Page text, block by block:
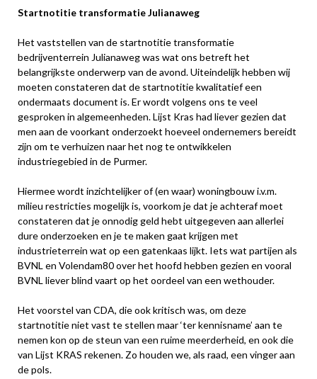
Startnotitie transformatie Julianaweg
Het vaststellen van de startnotitie transformatie
bedrijventerrein Julianaweg was wat ons betreft het
belangrijkste onderwerp van de avond. Uiteindelijk hebben wij
moeten constateren dat de startnotitie kwalitatief een
ondermaats document is. Er wordt volgens ons te veel
gesproken in algemeenheden. Lijst Kras had liever gezien dat
men aan de voorkant onderzoekt hoeveel ondernemers bereidt
zijn om te verhuizen naar het nog te ontwikkelen
industriegebied in de Purmer.
Hiermee wordt inzichtelijker of (en waar) woningbouw i.v.m.
milieu restricties mogelijk is, voorkom je dat je achteraf moet
constateren dat je onnodig geld hebt uitgegeven aan allerlei
dure onderzoeken en je te maken gaat krijgen met
industrieterrein wat op een gatenkaas lijkt. Iets wat partijen als
BVNL en Volendam80 over het hoofd hebben gezien en vooral
BVNL liever blind vaart op het oordeel van een wethouder.
Het voorstel van CDA, die ook kritisch was, om deze
startnotitie niet vast te stellen maar ‘ter kennisname’ aan te
nemen kon op de steun van een ruime meerderheid, en ook die
van Lijst KRAS rekenen. Zo houden we, als raad, een vinger aan
de pols.